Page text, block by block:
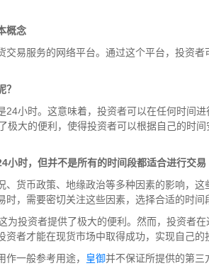
概念
交易服务的网络平台。通过这个平台，投资
24小时。这意味着，投资者可以在任何时间
极大的便利，使得投资者可以根据自己的时
小时，但并不是所有的时间段都适合进行交易
、货币政策、地缘政治等多种因素的影响，
，需要密切关注这些因素，选择合适的时间
为投资者提供了极大的便利。然而，投资者
者才能在现货市场中取得成功，实现自己的
一般参考用途， 皇御并不保证所提供的第三